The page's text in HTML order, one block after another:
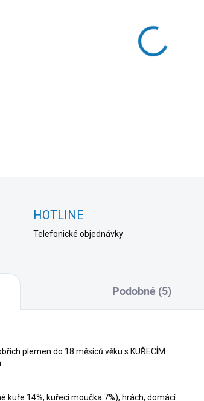
HOTLINE
Telefonické objednávky
Podobné (5)
plemen do 18 měsíců věku s KUŘECÍM
kuře 14%, kuřecí moučka 7%), hrách, domácí